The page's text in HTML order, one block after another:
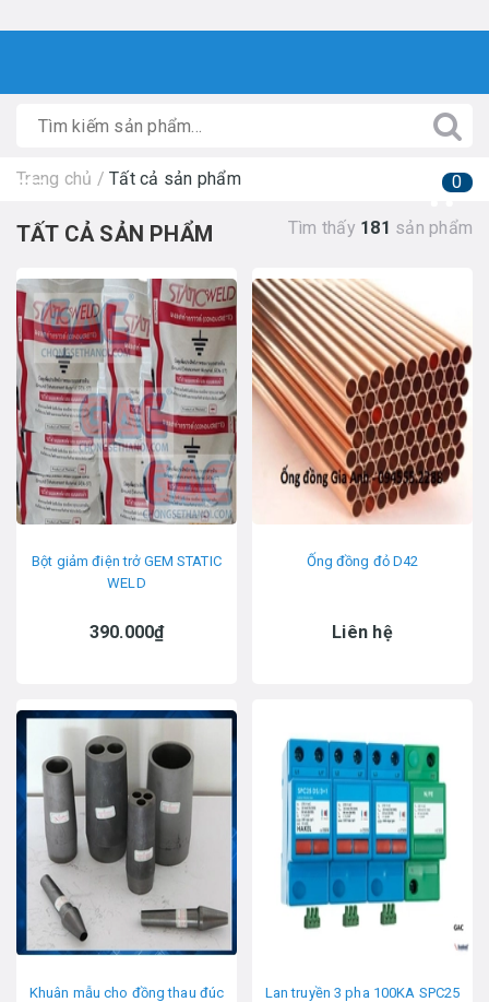
0
Trang chủ / Tất cả sản phẩm
TẤT CẢ SẢN PHẨM Tìm thấy 181 sản phẩm
Bột giảm điện trở GEM STATIC
WELD
390.000₫
Ống đồng đỏ D42
Liên hệ
Khuân mẫu cho đồng thau đúc
Lan truyền 3 pha 100KA SPC25